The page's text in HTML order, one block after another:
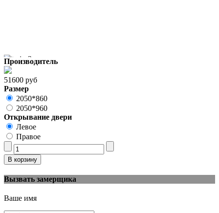
Производитель
51600 руб
Размер
2050*860
2050*960
Открывание двери
Левое
Правое
Вызвать замерщика
Ваше имя